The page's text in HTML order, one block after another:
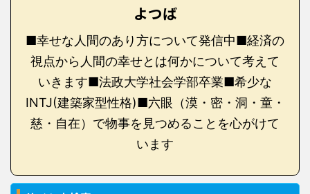
よつば
■幸せな人間のあり方について発信中■経済の
視点から人間の幸せとは何かについて考えて
いきます■法政大学社会学部卒業■希少な
INTJ(建築家型性格)■六眼（漠・密・洞・童・
慈・自在）で物事を見つめることを心がけて
います